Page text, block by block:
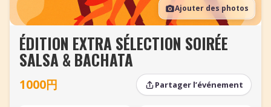
Vidéos
Glossaire
Ajouter des photos
ÉDITION EXTRA SÉLECTION SOIRÉE
SALSA & BACHATA
1000円 Partager l’événement